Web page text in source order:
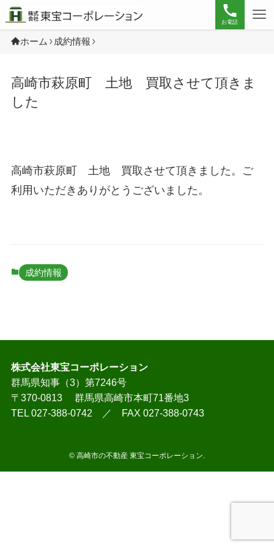
お電話
ホーム 成約情報
高崎市萩原町 土地 買取させて頂きま
した
高崎市萩原町 土地 買取させて頂きました。ご
利用いただきありがとうございました。
成約情報
株式会社東宝コーポレーション
群馬県知事（3）第7246号
〒370-0813 群馬県高崎市本町71番地3
TEL 027-388-0742 ／ FAX 027-388-0743
© 高崎市の不動産 東宝コーポレーション.